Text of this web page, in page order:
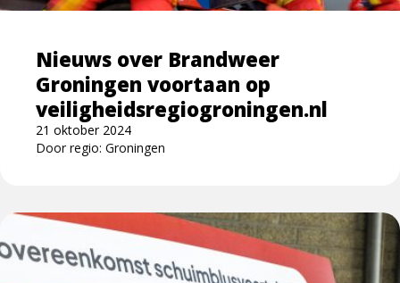
Nieuws over Brandweer
Groningen voortaan op
veiligheidsregiogroningen.nl
21 oktober 2024
Door regio: Groningen
veiligheidsregiogroningen.nl
Lees
meer
over